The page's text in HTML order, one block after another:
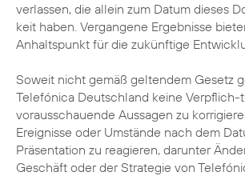
verlassen, die allein zum Datum dieses
keit haben. Vergangene Ergebnisse
Anhaltspunkt für die zukünftige
Soweit nicht gemäß geltendem Gesetz
Telefónica Deutschland keine Verpflich-
vorausschauende Aussagen zu
Ereignisse oder Umstände nach dem
Präsentation zu reagieren, darunter
Geschäft oder der Strategie von